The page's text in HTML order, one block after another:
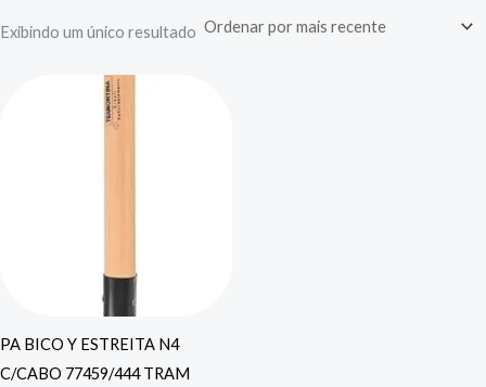
Exibindo um único resultado
PA BICO Y ESTREITA N4
C/CABO 77459/444 TRAM